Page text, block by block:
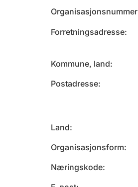
Organisasjonsnummer
Forretningsadresse
Kommune, land
Postadresse
Land
Organisasjonsform
Næringskode